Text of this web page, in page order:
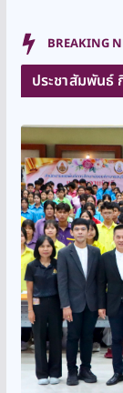
BREAKING
ประชาสัมพันธ์